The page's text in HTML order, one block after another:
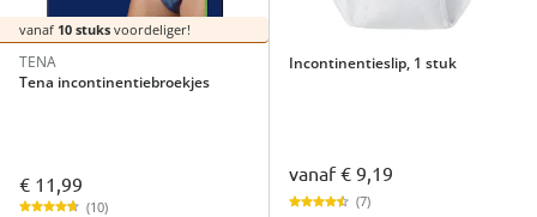
vanaf 10 stuks voordeliger!
TENA
Tena incontinentiebroekjes
€ 11,99
(10)
Incontinentieslip, 1 stuk
vanaf€ 9,19
(7)